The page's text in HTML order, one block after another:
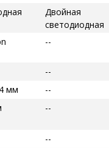
Двойная
светодиодная
--
--
мм
--
--
--